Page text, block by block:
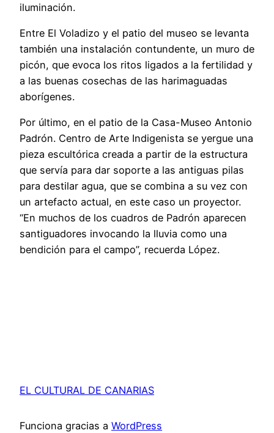
iluminación.
Entre El Voladizo y el patio del museo se levanta
también una instalación contundente, un muro de
picón, que evoca los ritos ligados a la fertilidad y
a las buenas cosechas de las harimaguadas
aborígenes.
Por último, en el patio de la Casa-Museo Antonio
Padrón. Centro de Arte Indigenista se yergue una
pieza escultórica creada a partir de la estructura
que servía para dar soporte a las antiguas pilas
para destilar agua, que se combina a su vez con
un artefacto actual, en este caso un proyector.
“En muchos de los cuadros de Padrón aparecen
santiguadores invocando la lluvia como una
bendición para el campo”, recuerda López.
EL CULTURAL DE CANARIAS
Funciona gracias a WordPress